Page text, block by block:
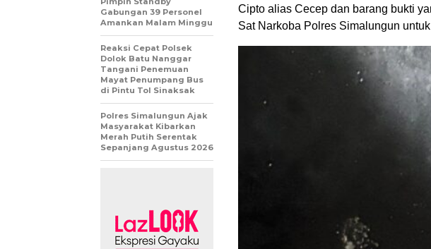
Cipto alias Cecep dan barang bukti
Sat Narkoba Polres Simalungun
Gabungan 39 Personel
Amankan Malam Minggu
Reaksi Cepat Polsek
Dolok Batu Nanggar
Tangani Penemuan
Mayat Penumpang Bus
di Pintu Tol Sinaksak
Polres Simalungun Ajak
Masyarakat Kibarkan
Merah Putih Serentak
Sepanjang Agustus 2026